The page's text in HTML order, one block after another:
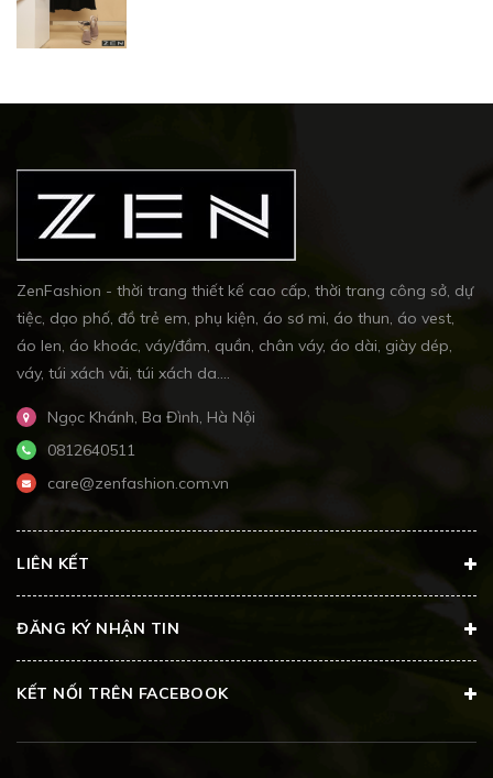
ZenFashion - thời trang thiết kế cao cấp, thời trang công sở, dự
tiệc, dạo phố, đồ trẻ em, phụ kiện, áo sơ mi, áo thun, áo vest,
áo len, áo khoác, váy/đầm, quần, chân váy, áo dài, giày dép,
váy, túi xách vải, túi xách da....
Ngọc Khánh, Ba Đình, Hà Nội
0812640511
care@zenfashion.com.vn
LIÊN KẾT
ĐĂNG KÝ NHẬN TIN
KẾT NỐI TRÊN FACEBOOK